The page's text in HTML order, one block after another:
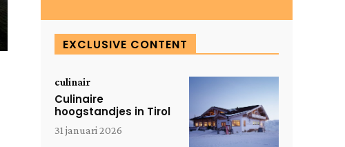
EXCLUSIVE CONTENT
culinair
Culinaire
hoogstandjes in Tirol
31 januari 2026